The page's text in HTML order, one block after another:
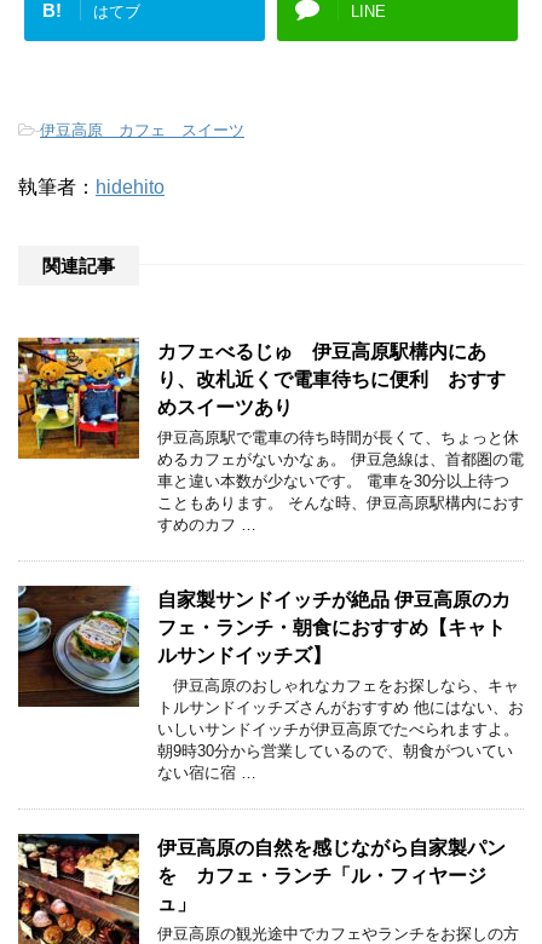
B! はてブ LINE
-伊豆高原 カフェ スイーツ
執筆者： hidehito
関連記事
カフェべるじゅ 伊豆高原駅構内にあ
り、改札近くで電車待ちに便利 おすす
めスイーツあり
伊豆高原駅で電車の待ち時間が長くて、ちょっと休
めるカフェがないかなぁ。 伊豆急線は、首都圏の電
車と違い本数が少ないです。 電車を30分以上待つ
こともあります。 そんな時、伊豆高原駅構内におす
すめのカフ …
自家製サンドイッチが絶品 伊豆高原のカ
フェ・ランチ・朝食におすすめ【キャト
ルサンドイッチズ】
伊豆高原のおしゃれなカフェをお探しなら、キャ
トルサンドイッチズさんがおすすめ 他にはない、お
いしいサンドイッチが伊豆高原でたべられますよ。
朝9時30分から営業しているので、朝食がついてい
ない宿に宿 …
伊豆高原の自然を感じながら自家製パン
を カフェ・ランチ「ル・フィヤージ
ュ」
伊豆高原の観光途中でカフェやランチをお探しの方